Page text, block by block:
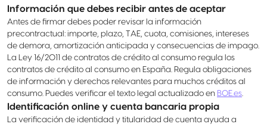
Información que debes recibir antes de aceptar
Antes de firmar debes poder revisar la información
precontractual: importe, plazo, TAE, cuota, comisiones, intereses
de demora, amortización anticipada y consecuencias de impago.
La Ley 16/2011 de contratos de crédito al consumo regula los
contratos de crédito al consumo en España. Regula obligaciones
de información y derechos relevantes para muchos créditos al
consumo. Puedes verificar el texto legal actualizado en BOE.es.
Identificación online y cuenta bancaria propia
La verificación de identidad y titularidad de cuenta ayuda a